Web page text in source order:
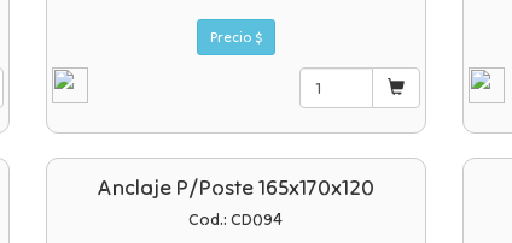
Precio $
Anclaje P/poste 165x170x120
Cod.: CD094